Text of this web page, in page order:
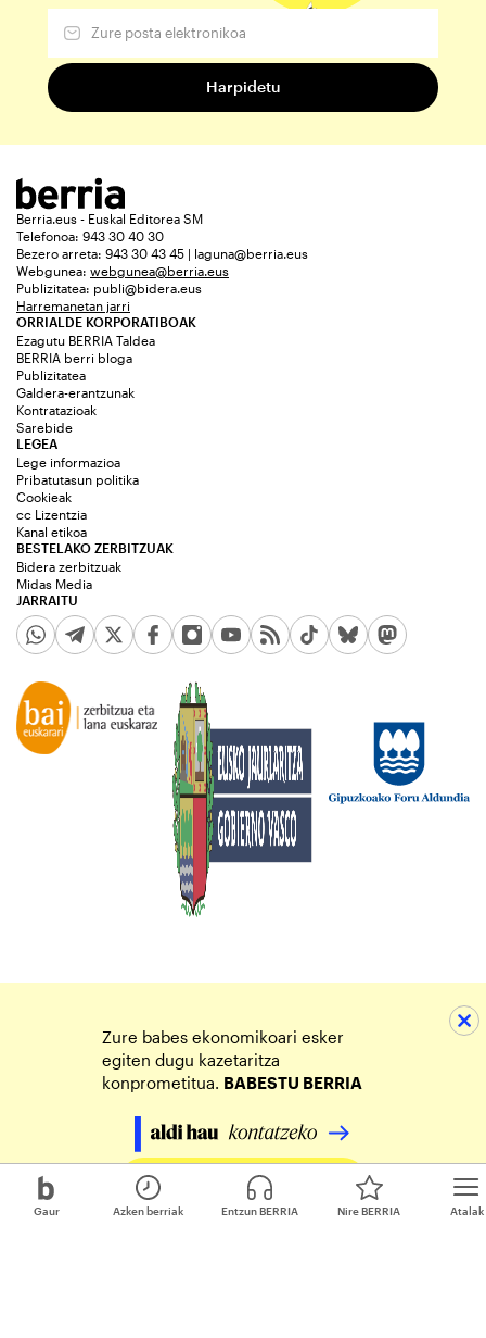
Gaur Atalak
Azken berriak Entzun BERRIA Nire BERRIA
Berria.eus - Euskal Editorea SM
Telefonoa: 943 30 40 30
Bezero arreta: 943 30 43 45 | laguna@berria.eus
Webgunea: webgunea@berria.eus
Publizitatea: publi@bidera.eus
Harremanetan jarri
ORRIALDE KORPORATIBOAK
Ezagutu BERRIA Taldea
BERRIA berri bloga
Publizitatea
Galdera-erantzunak
Kontratazioak
Sarebide
JARRAITU
LEGEA
Lege informazioa
Pribatutasun politika
Cookieak
cc Lizentzia
Kanal etikoa
BESTELAKO ZERBITZUAK
Bidera zerbitzuak
Midas Media
Zure babes ekonomikoari esker
egiten dugu kazetaritza
konprometitua. BABESTU BERRIA
Egin zure ekarpena